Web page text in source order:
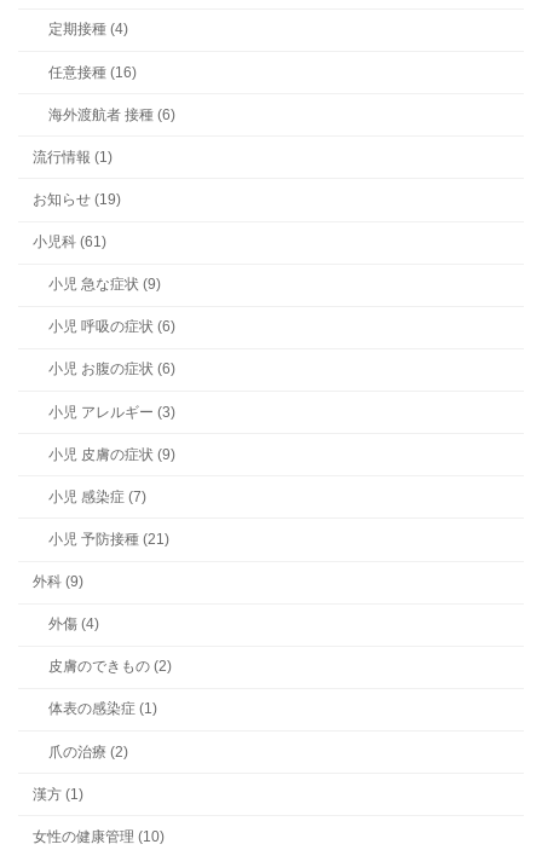
定期接種 (4)
任意接種 (16)
海外渡航者 接種 (6)
流行情報 (1)
お知らせ (19)
小児科 (61)
小児 急な症状 (9)
小児 呼吸の症状 (6)
小児 お腹の症状 (6)
小児 アレルギー (3)
小児 皮膚の症状 (9)
小児 感染症 (7)
小児 予防接種 (21)
外科 (9)
外傷 (4)
皮膚のできもの (2)
体表の感染症 (1)
爪の治療 (2)
漢方 (1)
女性の健康管理 (10)